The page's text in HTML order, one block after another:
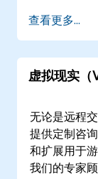
或线下提供
程服务通过
无论身处何
的顾问可以
展有效的供
查看更多...
虚拟现实（
无论是远程
提供定制咨
和扩展用于
我们的专家